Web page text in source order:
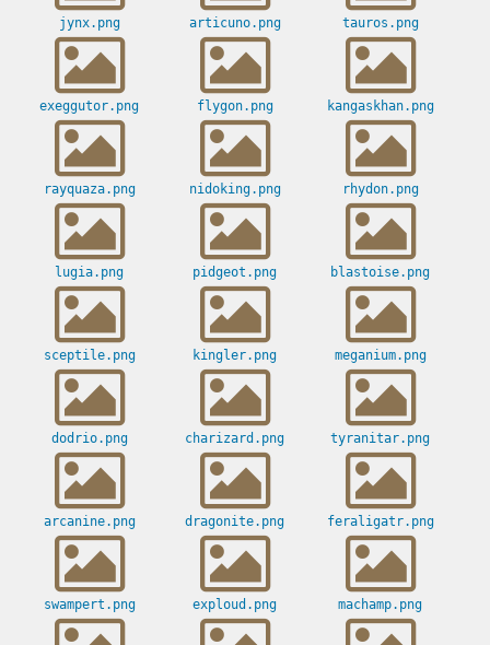
jynx.png articuno.png tauros.png
exeggutor.png flygon.png kangaskhan.png
rayquaza.png nidoking.png rhydon.png
lugia.png pidgeot.png blastoise.png
sceptile.png kingler.png meganium.png
dodrio.png charizard.png tyranitar.png
arcanine.png dragonite.png feraligatr.png
swampert.png exploud.png machamp.png